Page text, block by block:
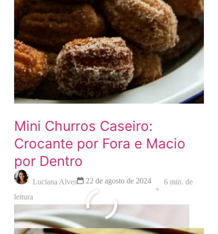
Mini Churros Caseiro:
Crocante por Fora e Macio
por Dentro
Luciana Alves 22 de agosto de 2024
6 min. de
leitura
Leia mais